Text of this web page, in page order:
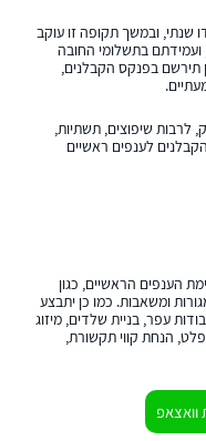
שנתי, ובמשך תקופה זו עוקב
בתשלומי החובה
תירשם בפנקס הקבלנים,
לרבות שיפוצים, תשתיות,
לענפים ראשיים
הענפים הראשיים, כגון
ומשאבות. כמו כן יתבצע
עפר, בניית שלדים, מיזוג
הנחת קווי תקשורת,
וואצאפ